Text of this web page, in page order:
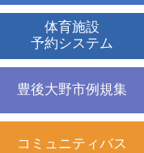
体育施設
予約システム
豊後大野市例規集
コミュニティバス